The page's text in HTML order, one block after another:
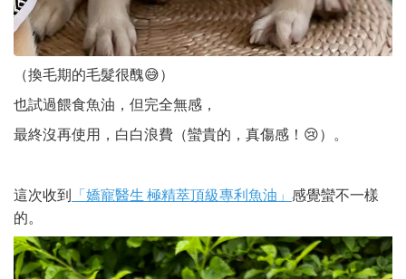
（換毛期的毛髮很醜😅）
也試過餵食魚油，但完全無感，
最終沒再使用，白白浪費（蠻貴的，真傷感！😢）。
這次收到 「嬌寵醫生 極精萃頂級專利魚油」 感覺蠻不一樣
的。